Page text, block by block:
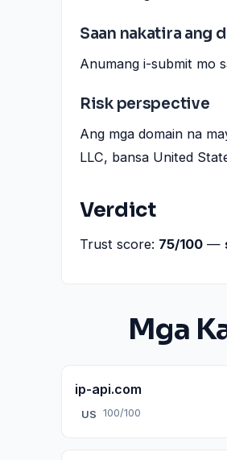
Saan nakatira ang
Anumang i-submit mo
Risk perspective
Ang mga domain na
LLC, bansa United
Verdict
Trust score: 75/100 —
Mga
ip-api.com
US 100/100